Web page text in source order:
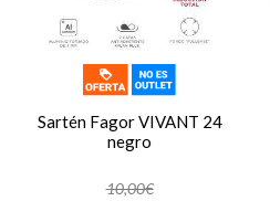
Sartén Fagor VIVANT 24
negro
10,00€